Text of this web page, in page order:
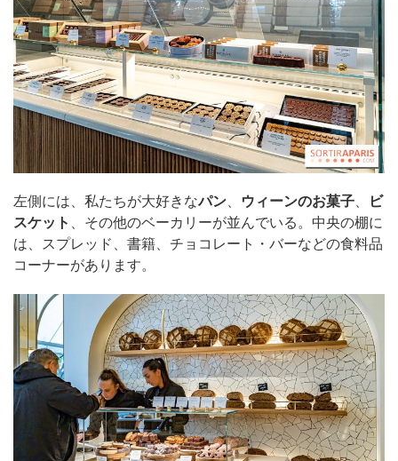
左側には、私たちが大好きなパン、 ウィーンのお菓子、
ビ
スケット 、その他のベーカリーが並んでいる。中央の棚に
は、スプレッド、書籍、チョコレート・バーなどの食料品
コーナーがあります。